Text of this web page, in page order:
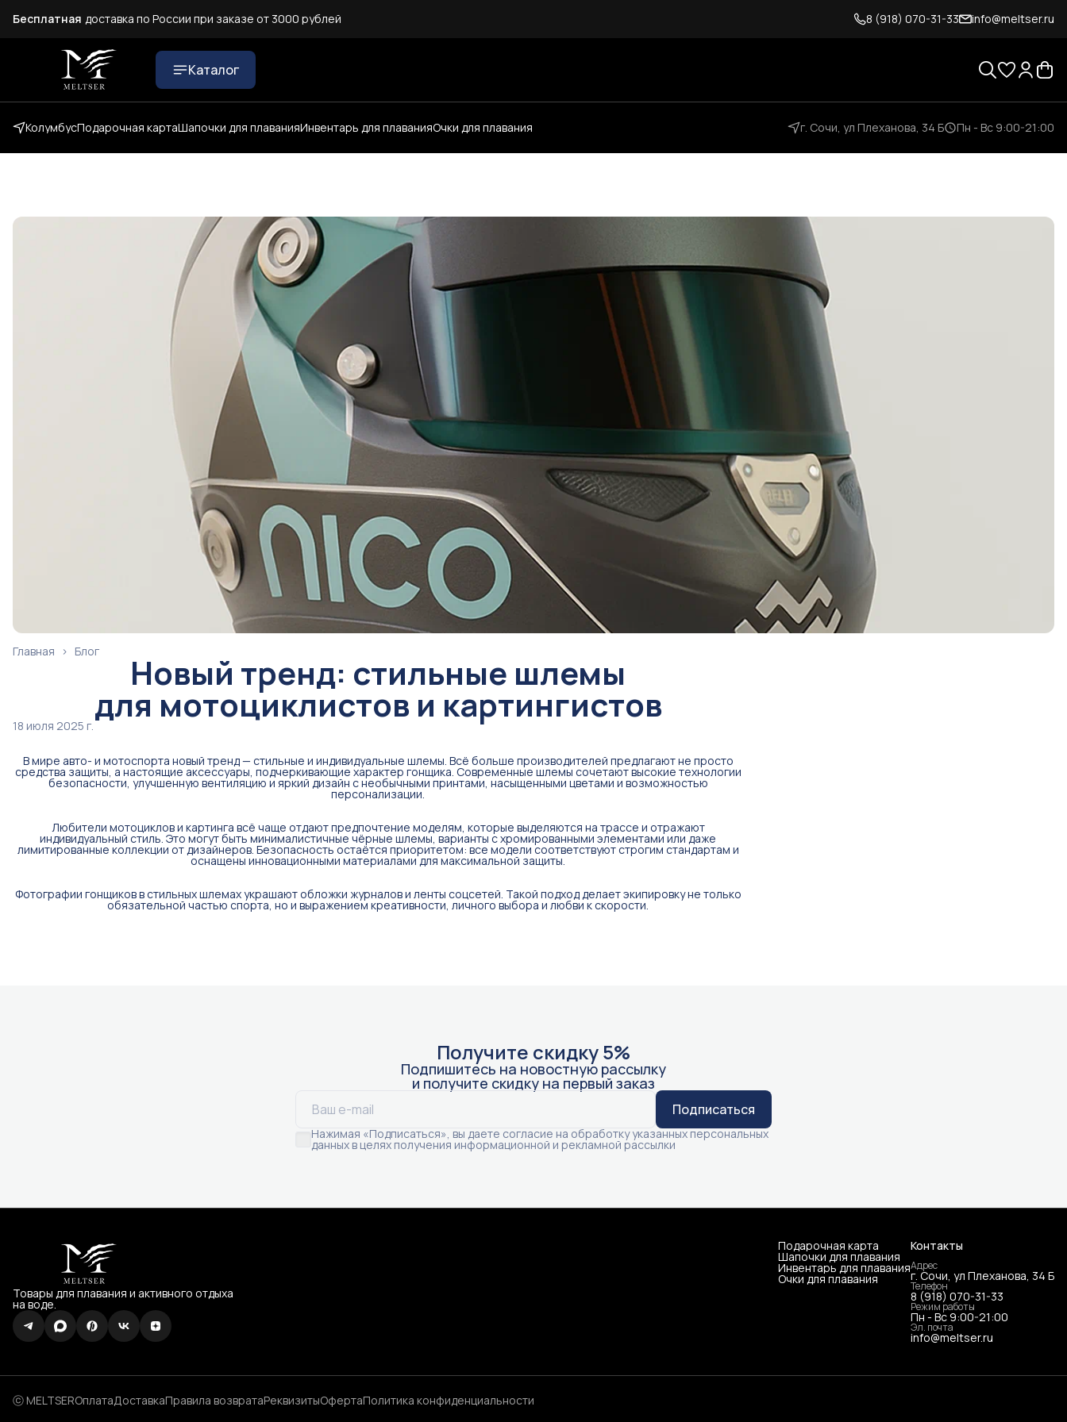
Бесплатная доставка по России при заказе от 3000 рублей 8 (918) 070-31-33 info@meltser.ru
Каталог
КолумбусПодарочная картаШапочки для плаванияИнвентарь для плаванияОчки для плавания г. Сочи, ул Плеханова, 34 Б Пн - Вс 9:00-21:00
Блог
Главная › Новый тренд: стильные шлемы
для мотоциклистов и картингистов
18 июля 2025 г.
В мире авто- и мотоспорта новый тренд — стильные и индивидуальные шлемы. Всё больше производителей предлагают не просто
средства защиты, а настоящие аксессуары, подчеркивающие характер гонщика. Современные шлемы сочетают высокие технологии
безопасности, улучшенную вентиляцию и яркий дизайн с необычными принтами, насыщенными цветами и возможностью
персонализации.
Любители мотоциклов и картинга всё чаще отдают предпочтение моделям, которые выделяются на трассе и отражают
индивидуальный стиль. Это могут быть минималистичные чёрные шлемы, варианты с хромированными элементами или даже
лимитированные коллекции от дизайнеров. Безопасность остаётся приоритетом: все модели соответствуют строгим стандартам и
оснащены инновационными материалами для максимальной защиты.
Фотографии гонщиков в стильных шлемах украшают обложки журналов и ленты соцсетей. Такой подход делает экипировку не только
обязательной частью спорта, но и выражением креативности, личного выбора и любви к скорости.
Получите скидку 5%
Подпишитесь на новостную рассылку
и получите скидку на первый заказ
Подписаться
Нажимая «Подписаться», вы даете согласие на обработку указанных персональных
данных в целях получения информационной и рекламной рассылки
Товары для плавания и активного отдыха
на воде.
Подарочная карта
Шапочки для плавания
Инвентарь для плавания
Очки для плавания
Контакты
Адрес
г. Сочи, ул Плеханова, 34 Б
Телефон
8 (918) 070-31-33
Режим работы
Пн - Вс 9:00-21:00
Эл. почта
info@meltser.ru
ⓒ MELTSERОплатаДоставкаПравила возвратаРеквизитыОфертаПолитика конфиденциальности